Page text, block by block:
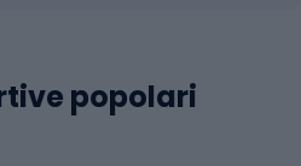
popolari